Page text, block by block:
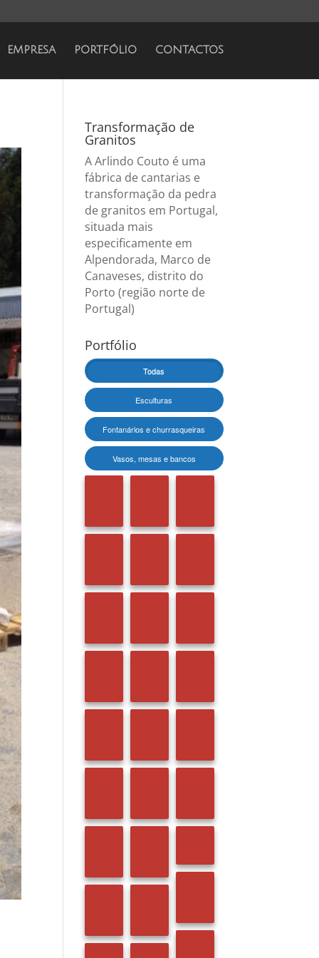
EMPRESA PORTFÓLIO CONTACTOS
Transformação de
Granitos
A Arlindo Couto é uma
fábrica de cantarias e
transformação da pedra
de granitos em Portugal,
situada mais
especificamente em
Alpendorada, Marco de
Canaveses, distrito do
Porto (região norte de
Portugal)
Portfólio
Todas
Esculturas
Fontanários e churrasqueiras
Vasos, mesas e bancos